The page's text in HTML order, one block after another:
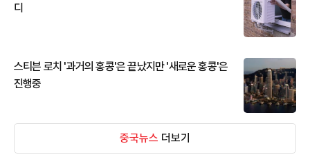
디
스티븐 로치 '과거의 홍콩'은 끝났지만 '새로운 홍콩'은
진행중
중국뉴스 더보기